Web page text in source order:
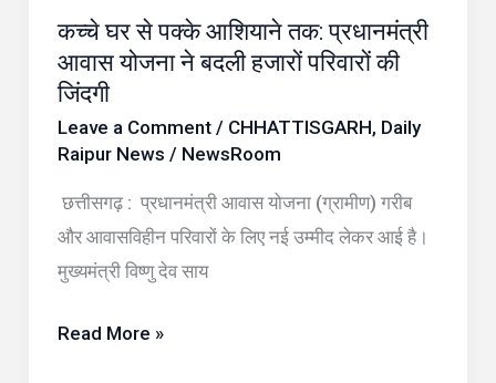
कच्चे घर से पक्के आशियाने तक: प्रधानमंत्री
आवास योजना ने बदली हजारों परिवारों की
जिंदगी
Leave a Comment / CHHATTISGARH, Daily
Raipur News / NewsRoom
छत्तीसगढ़ : प्रधानमंत्री आवास योजना (ग्रामीण) गरीब
और आवासविहीन परिवारों के लिए नई उम्मीद लेकर आई है।
मुख्यमंत्री विष्णु देव साय
योजना
ने
बदली
हजारों
परिवारों
Read More »